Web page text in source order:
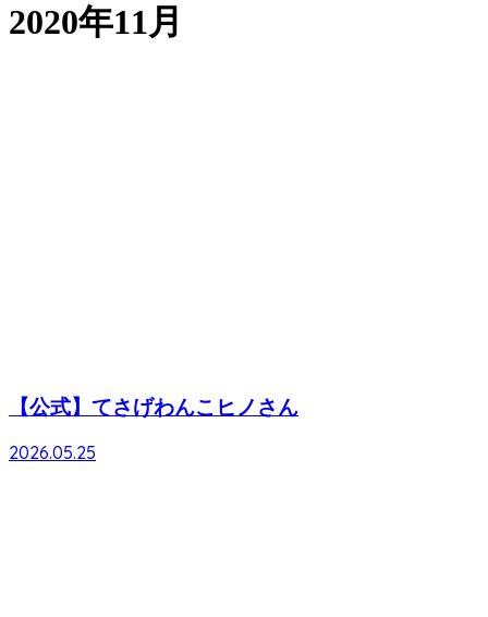
2020年11月
【公式】てさげわんこヒノさん
2026.05.25